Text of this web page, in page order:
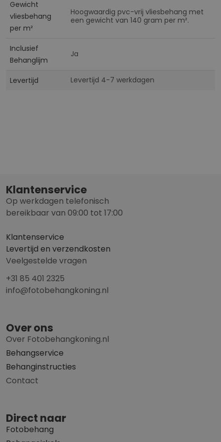
Gewicht
vliesbehang
per m²
Hoogwaardig pvc-vrij vliesbehang met
een gewicht van 140 gram per m².
Inclusief
Behanglijm
Ja
Levertijd Levertijd 4-7 werkdagen
Klantenservice
Op werkdagen telefonisch
bereikbaar van 09:00 tot 17:00
Klantenservice
Levertijd en verzendkosten
Veelgestelde vragen
+31 85 401 2325
info@fotobehangkoning.nl
Over ons
Over Fotobehangkoning.nl
Behangservice
Behanginstructies
Contact
Direct naar
Fotobehang